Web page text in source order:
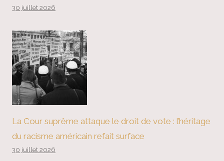
30 juillet 2026
La Cour suprême attaque le droit de vote : l’héritage
du racisme américain refait surface
30 juillet 2026